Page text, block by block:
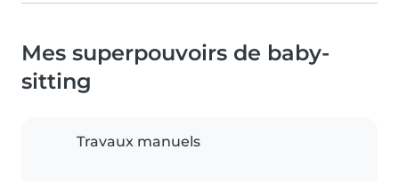
Mes superpouvoirs de baby-
sitting
Travaux manuels